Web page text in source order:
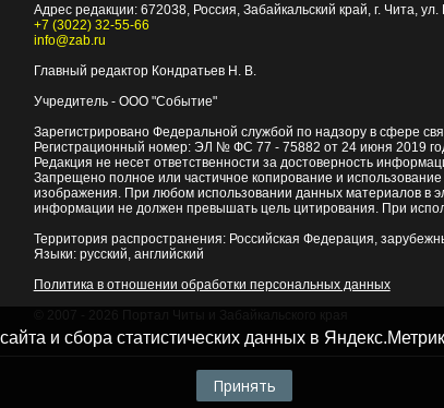
Адрес редакции: 672038, Россия, Забайкальский край, г. Чита, ул.
+7 (3022) 32-55-66
info@zab.ru
Главный редактор Кондратьев Н. В.
Учредитель - ООО "Событие"
Зарегистрировано Федеральной службой по надзору в сфере
Регистрационный номер: ЭЛ № ФС 77 - 75882 от 24 июня 2019
Редакция не несет ответственности за достоверность
Запрещено полное или частичное копирование и
изображения. При любом использовании данных материалов в
информации не должен превышать цель цитирования. При
Территория распространения: Российская Федерация,
Языки: русский, английский
Политика в отношении обработки персональных данных
и сбора статистических данных в
Принять